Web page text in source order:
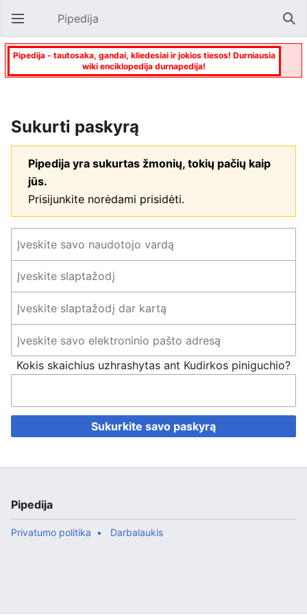
Atverti pagrindinį meniu Pipedija
Pipedija - tautosaka, gandai, kliedesiai ir jokios tiesos! Durniausia
wiki enciklopedija durnapedija!
Sukurti paskyrą
Pipedija yra sukurtas žmonių, tokių pačių kaip
jūs.
Prisijunkite norėdami prisidėti.
Kokis skaichius uzhrashytas ant Kudirkos piniguchio?
Sukurkite savo paskyrą
Pipedija
Privatumo politika Darbalaukis